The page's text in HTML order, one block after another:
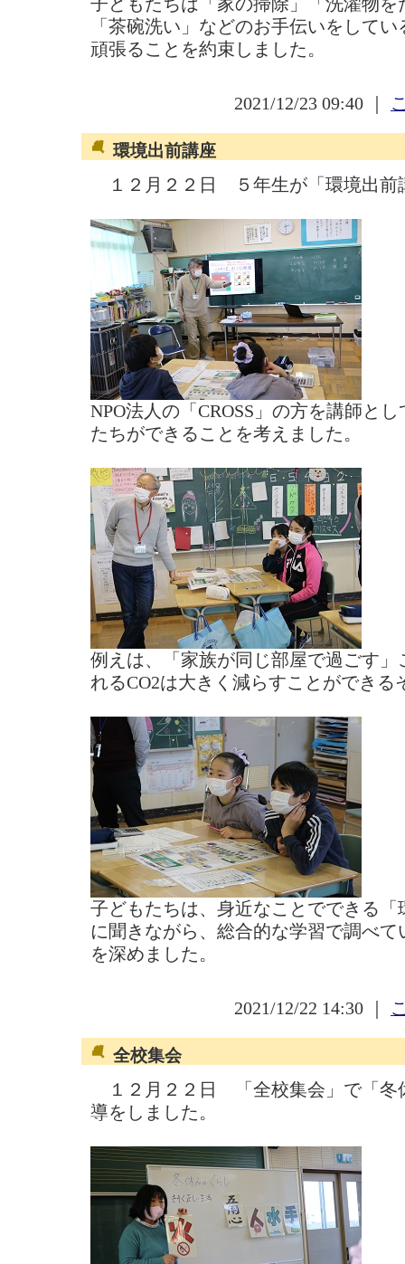
「茶碗洗い」などのお手伝いをして
頑張ることを約束しました。
2021/12/23 09:40 ｜
環境出前講座
１２月２２日 ５年生が「環境出前
NPO法人の「CROSS」の方を講師と
たちができることを考えました。
例えは、「家族が同じ部屋で過ごす
れるCO2は大きく減らすことができる
子どもたちは、身近なことでできる
に聞きながら、総合的な学習で調べ
を深めました。
2021/12/22 14:30 ｜
全校集会
１２月２２日 「全校集会」で「冬
導をしました。